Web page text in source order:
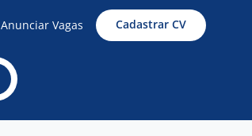
Anunciar Vagas Cadastrar CV